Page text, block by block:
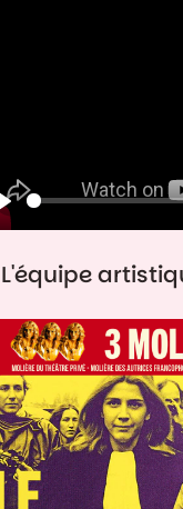
Play
L'équipe
Concept et direction
Morau
ChorégraphieMarcos
Lorena Nogal, Shay
Miguel Ángel
Dramaturgie Roberto